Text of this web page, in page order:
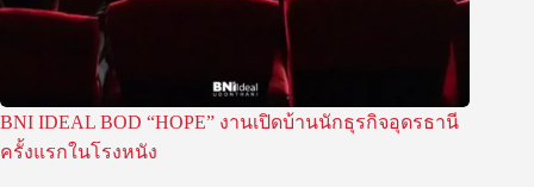
BNI IDEAL BOD “HOPE” งานเปิดบ้านนักธุรกิจอุดรธานี
ครั้งแรกในโรงหนัง